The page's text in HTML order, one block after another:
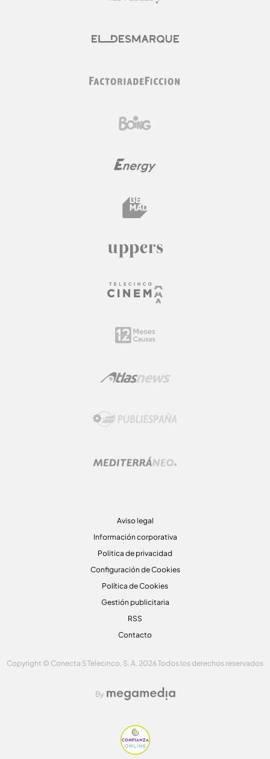
Aviso legal
Información corporativa
Politica de privacidad
Configuración de Cookies
Política de Cookies
Gestión publicitaria
RSS
Contacto
Copyright © Conecta 5 Telecinco, S. A. 2026 Todos los derechos reservados
By